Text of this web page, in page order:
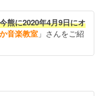
熊に2020年4月9日にオ
音楽教室 」さんをご紹